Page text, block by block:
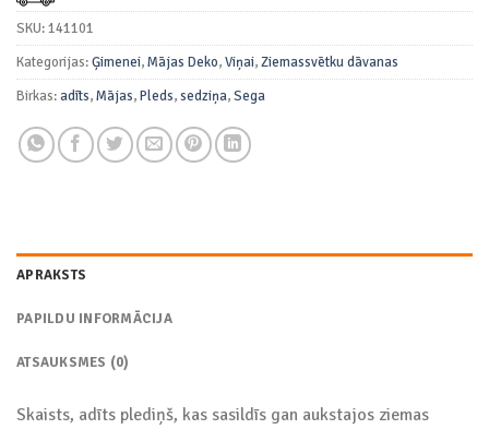
SKU:141101
Kategorijas:Ģimenei,Mājas Deko,Viņai,Ziemassvētku dāvanas
Birkas:adīts,Mājas,Pleds,sedziņa,Sega
APRAKSTS
PAPILDU INFORMĀCIJA
ATSAUKSMES (0)
Skaists, adīts plediņš, kas sasildīs gan aukstajos ziemas